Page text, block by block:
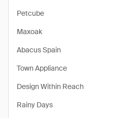
Petcube
Maxoak
Abacus Spain
Town Appliance
Design Within Reach
Rainy Days